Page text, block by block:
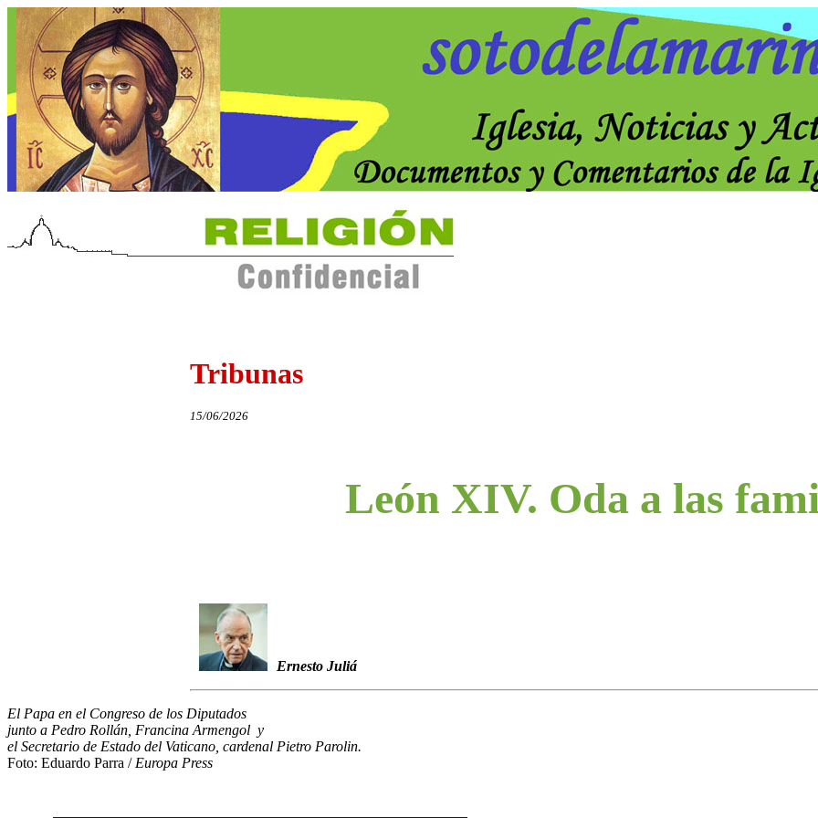
Tribunas
15/06/2026
León XIV. Oda a las
Ernesto Juliá
El Papa en el Congreso de los Diputados
junto a Pedro Rollán, Francina Armengol y
el Secretario de Estado del Vaticano, cardenal Pietro Parolin.
Foto: Eduardo Parra / Europa Press